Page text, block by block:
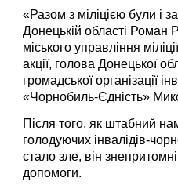
«Разом з міліцією були і
Донецькій області
міського управління
акції, голова Донецької
громадської організації
«Чорнобиль-Єдність»
Після того, як штабний
голодуючих інвалідів-
стало зле, він
допомоги.